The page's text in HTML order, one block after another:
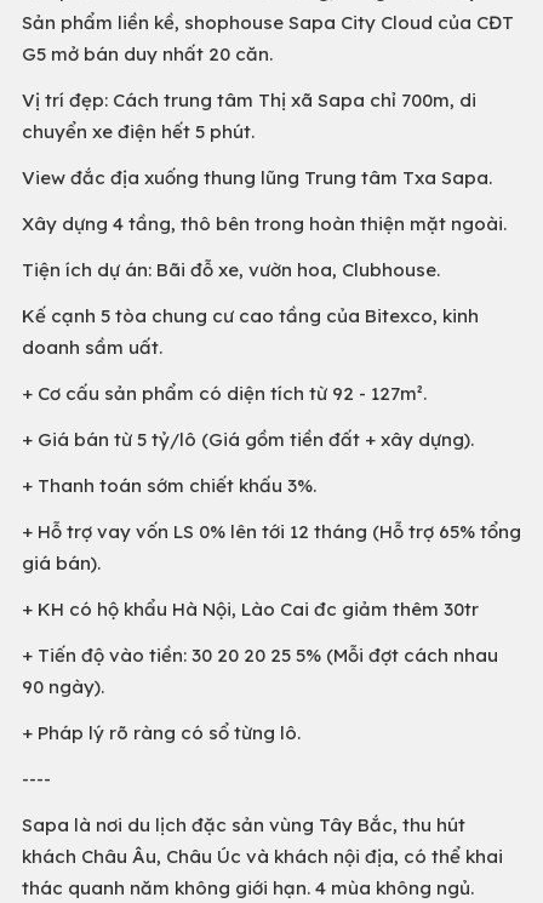
Sản phẩm liền kề, shophouse Sapa City Cloud của CĐT
G5 mở bán duy nhất 20 căn.
Vị trí đẹp: Cách trung tâm Thị xã Sapa chỉ 700m, di
chuyển xe điện hết 5 phút.
View đắc địa xuống thung lũng Trung tâm Txa Sapa.
Xây dựng 4 tầng, thô bên trong hoàn thiện mặt ngoài.
Tiện ích dự án: Bãi đỗ xe, vườn hoa, Clubhouse.
Kế cạnh 5 tòa chung cư cao tầng của Bitexco, kinh
doanh sầm uất.
+ Cơ cấu sản phẩm có diện tích từ 92 - 127m².
+ Giá bán từ 5 tỷ/lô (Giá gồm tiền đất + xây dựng).
+ Thanh toán sớm chiết khấu 3%.
+ Hỗ trợ vay vốn LS 0% lên tới 12 tháng (Hỗ trợ 65% tổng
giá bán).
+ KH có hộ khẩu Hà Nội, Lào Cai đc giảm thêm 30tr
+ Tiến độ vào tiền: 30 20 20 25 5% (Mỗi đợt cách nhau
90 ngày).
+ Pháp lý rõ ràng có sổ từng lô.
----
Sapa là nơi du lịch đặc sản vùng Tây Bắc, thu hút
khách Châu Âu, Châu Úc và khách nội địa, có thể khai
thác quanh năm không giới hạn. 4 mùa không ngủ.